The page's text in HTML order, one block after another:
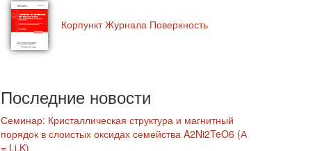
Корпункт Журнала Поверхность
Последние новости
Семинар: Кристаллическая структура и магнитный
порядок в слоистых оксидах семейства A2Ni2TeO6 (А
= Li,K)